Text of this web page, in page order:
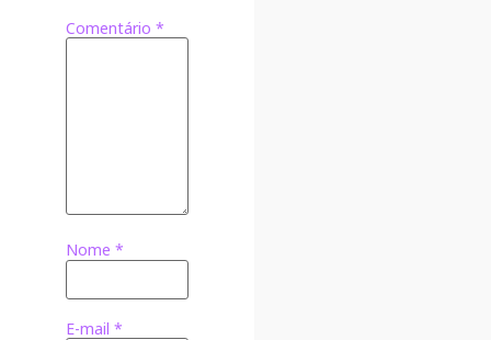
Comentário *
Nome *
E-mail *